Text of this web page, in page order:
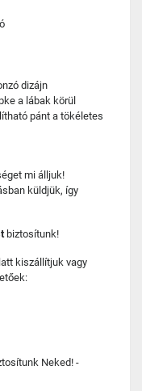
dizájn
a lábak körül
pánt a tökéletes
mi álljuk!
küldjük, így
biztosítunk!
kiszállítjuk vagy
Neked! -